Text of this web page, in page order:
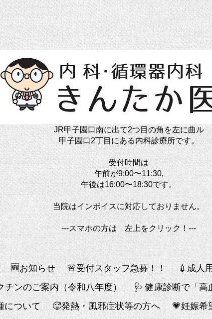
JR甲子園口南に出て2つ目の角を左に曲ル
甲子園口2丁目にある内科診療所です。
受付時間は
午前が9:00〜11:30,
午後は16:00〜18:30です。
当院はインボイスに対応しておりません。
---スマホの方は 左上をクリック！---
🆕お知らせ 🚨受付スタッフ急募！！
💉成人
チンのご案内（令和八年度）
🩺 健康診断で「高
について
🥵発熱・風邪症状等の方へ
💗妊娠希